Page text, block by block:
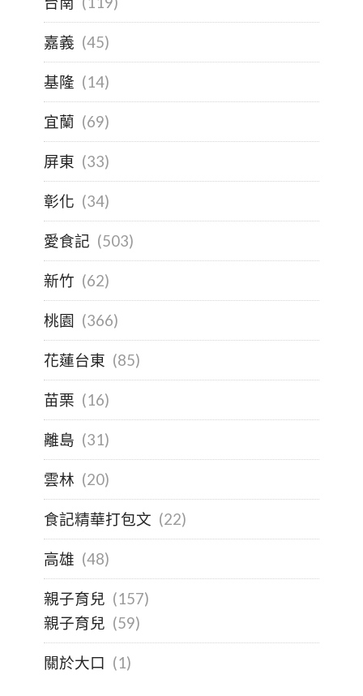
嘉義 (45)
基隆 (14)
宜蘭 (69)
屏東 (33)
彰化 (34)
愛食記 (503)
新竹 (62)
桃園 (366)
花蓮台東 (85)
苗栗 (16)
離島 (31)
雲林 (20)
食記精華打包文 (22)
高雄 (48)
親子育兒 (157)
親子育兒 (59)
關於大口 (1)